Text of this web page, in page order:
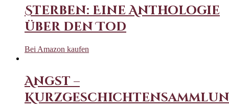
Sterben: Eine Anthologie
über den Tod
Bei Amazon kaufen
Angst –